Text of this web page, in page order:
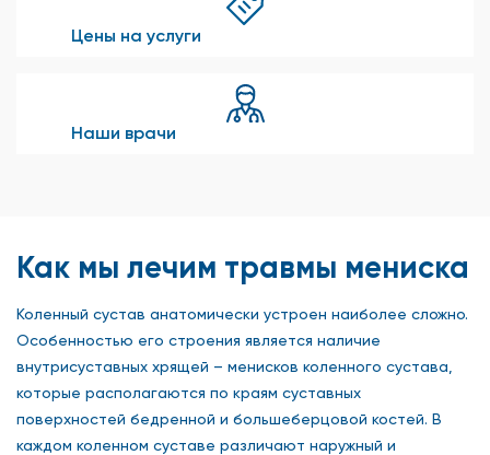
Цены на услуги
Наши врачи
Как мы лечим травмы мениска
Коленный сустав анатомически устроен наиболее сложно.
Особенностью его строения является наличие
внутрисуставных хрящей – менисков коленного сустава,
которые располагаются по краям суставных
поверхностей бедренной и большеберцовой костей. В
каждом коленном суставе различают наружный и